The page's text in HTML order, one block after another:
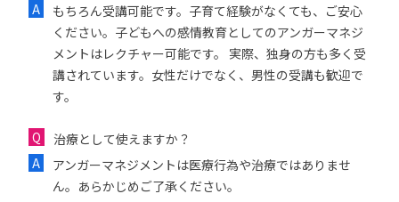
もちろん受講可能です。子育て経験がなくても、ご安心
ください。子どもへの感情教育としてのアンガーマネジ
メントはレクチャー可能です。 実際、独身の方も多く受
講されています。女性だけでなく、男性の受講も歓迎で
す。
治療として使えますか？
アンガーマネジメントは医療行為や治療ではありませ
ん。あらかじめご了承ください。